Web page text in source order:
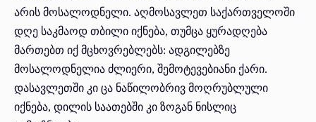
არის მოსალოდნელი. აღმოსავლეთ საქართველოში
დღე საკმაოდ თბილი იქნება, თუმცა ყურადღება
მართებთ იქ მცხოვრებლებს: ადგილებზე
მოსალოდნელია ძლიერი, შემოტევებიანი ქარი.
დასავლეთში კი ცა ნაწილობრივ მოღრუბლული
იქნება, დილის საათებში კი ზოგან ნისლიც